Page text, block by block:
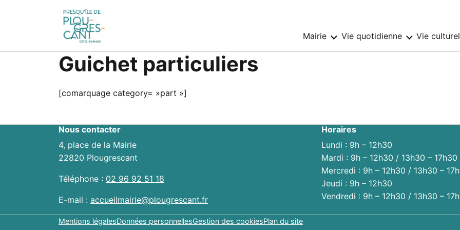
Mairie Sous-
:
Vie quotidienne Sous-
:
Vie
Guichet particuliers
[comarquage category= »part »]
Nous contacter
4, place de la Mairie
22820 Plougrescant
Téléphone : 02 96 92 51 18
E-mail : accueilmairie@plougrescant.fr
Horaires
Lundi : 9h – 12h30
Mardi : 9h – 12h30 / 13h30 – 17h30
Mercredi : 9h – 12h30 / 13h30 –
Jeudi : 9h – 12h30
Vendredi : 9h – 12h30 / 13h30 –
Mentions légalesDonnées personnellesGestion des cookiesPlan du site